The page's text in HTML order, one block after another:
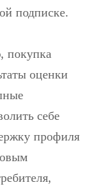
подписке.
покупка
оценки
себе
профиля